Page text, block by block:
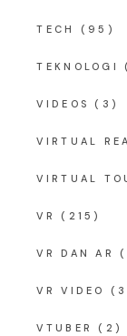
TECH (95)
TEKNOLOGI
VIDEOS (3)
VIRTUAL
VIRTUAL
VR (215)
VR DAN AR
VR VIDEO
VTUBER (2)